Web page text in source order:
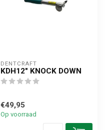
DENTCRAFT
KDH12" KNOCK DOWN
€49,95
Op voorraad